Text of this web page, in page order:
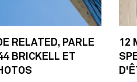
RELATED, PARLE
BRICKELL ET
12